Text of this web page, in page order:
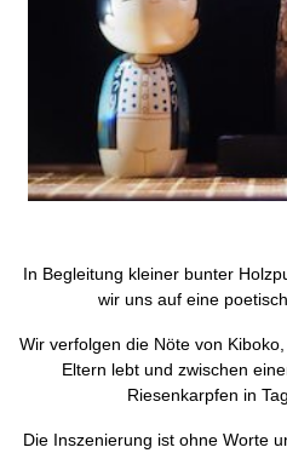
In Begleitung kleiner bunter
wir uns auf eine
Wir verfolgen die Nöte von
Eltern lebt und zwischen
Riesenkarpfen in
Die Inszenierung ist ohne Worte